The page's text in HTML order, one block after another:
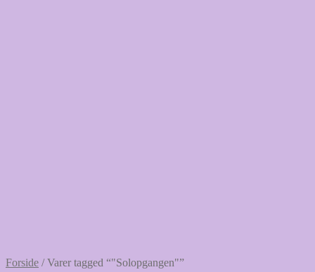
Forside /Varer tagged “"Solopgangen"”